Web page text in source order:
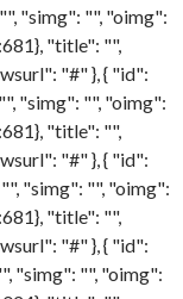
"simg": "", "oimg":
"title": "",
"#" }, { "id":
"simg": "", "oimg":
"title": "",
"#" }, { "id":
"simg": "", "oimg":
"title": "",
"#" }, { "id":
"simg": "", "oimg":